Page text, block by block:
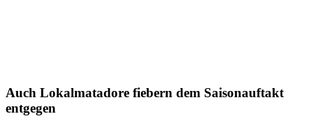
Auch Lokalmatadore fiebern dem Saisonauftakt
entgegen